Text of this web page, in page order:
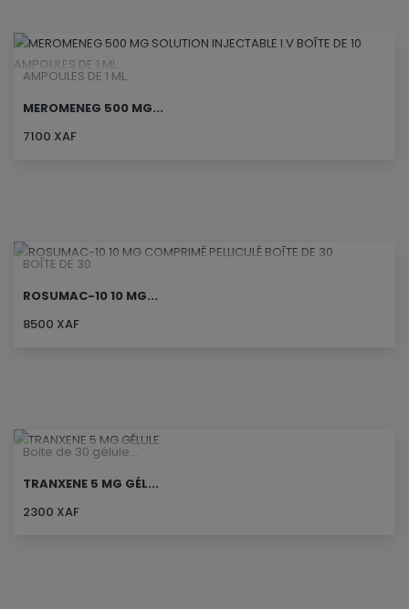
AMPOULES DE 1 ML.
MEROMENEG 500 MG...
7100 XAF
BOÎTE DE 30
ROSUMAC-10 10 MG...
8500 XAF
Boite de 30 gélule...
TRANXENE 5 MG GÉL...
2300 XAF